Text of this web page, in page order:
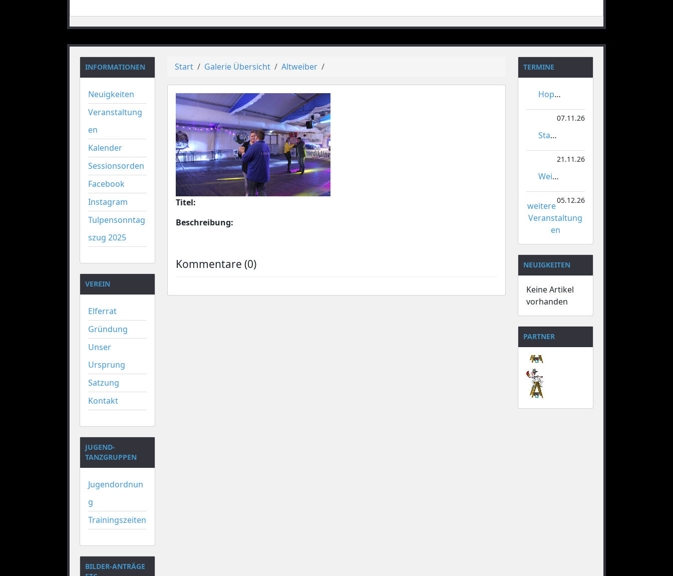
INFORMATIONEN
Neuigkeiten
Veranstaltung
en
Kalender
Sessionsorden
Facebook
Instagram
Tulpensonntag
szug 2025
VEREIN
Elferrat
Gründung
Unser
Ursprung
Satzung
Kontakt
JUGEND-
TANZGRUPPEN
Jugendordnun
g
Trainingszeiten
BILDER-ANTRÄGE
Start Galerie Übersicht Altweiber
Titel:
Beschreibung:
Kommentare (0)
TERMINE
Hoppeditzerwachen
07.11.26
Stadtmeisterschaften im Gardetanz
21.11.26
Weihnachtsmarkt Orsoy
05.12.26
weitere
Veranstaltung
en
NEUIGKEITEN
Keine Artikel
vorhanden
PARTNER